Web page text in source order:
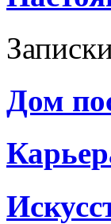
Дом